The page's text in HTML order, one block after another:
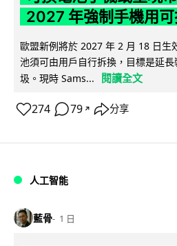
2027 年強制手機用
歐盟新例將於 2027 年 2 月 18 日生
池須可由用戶自行拆換，目標是延
圾。現時 Sams...
閱讀全文
274 79 ↗ 分享
人工智能
藍骨 1 日